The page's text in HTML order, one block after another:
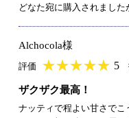
どなた宛に購入されました
Alchocola様
評価 ★★★★★
★★★★★ 5
ザクザク最高！
ナッティで程よい甘さで